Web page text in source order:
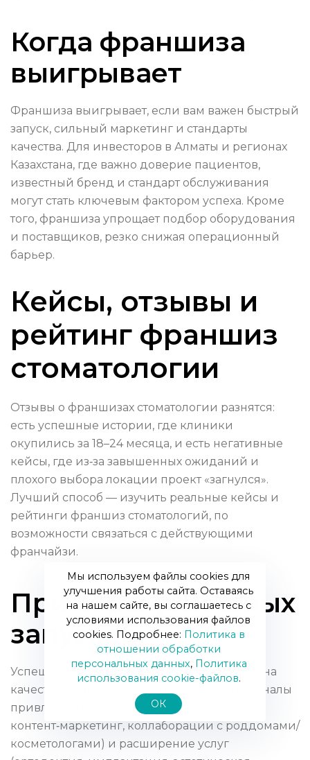
Когда франшиза
выигрывает
Франшиза выигрывает, если вам важен быстрый
запуск, сильный маркетинг и стандарты
качества. Для инвесторов в Алматы и регионах
Казахстана, где важно доверие пациентов,
известный бренд и стандарт обслуживания
могут стать ключевым фактором успеха. Кроме
того, франшиза упрощает подбор оборудования
и поставщиков, резко снижая операционный
барьер.
Кейсы, отзывы и
рейтинг франшиз
стоматологии
Отзывы о франшизах стоматологии разнятся:
есть успешные истории, где клиники
окупились за 18–24 месяца, и есть негативные
кейсы, где из‑за завышенных ожиданий и
плохого выбора локации проект «загнулся».
Лучший способ — изучить реальные кейсы и
рейтинги франшиз стоматологий, по
возможности связаться с действующими
франчайзи.
Примеры успешных
запусков
Успешные франчайзи часто делают ставку на
качественный сервис, дополнительные каналы
привлечения пациентов (онлайн‑запись,
контент‑маркетинг, коллаборации с роддомами/
косметологами) и расширение услуг
Мы используем файлы cookies для
улучшения работы сайта. Оставаясь
на нашем сайте, вы соглашаетесь с
условиями использования файлов
cookies. Подробнее: Политика в
отношении обработки
персональных данных, Политика
использования сookie-файлов.
ОК